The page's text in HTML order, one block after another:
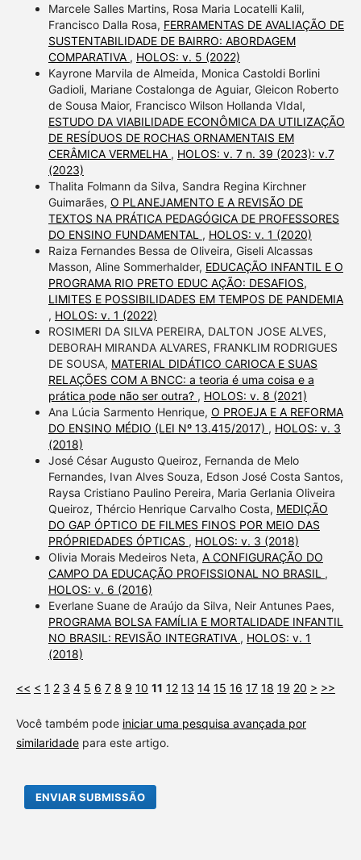
Marcele Salles Martins, Rosa Maria Locatelli Kalil,
Francisco Dalla Rosa, FERRAMENTAS DE AVALIAÇÃO DE
SUSTENTABILIDADE DE BAIRRO: ABORDAGEM
COMPARATIVA , HOLOS: v. 5 (2022)
Kayrone Marvila de Almeida, Monica Castoldi Borlini
Gadioli, Mariane Costalonga de Aguiar, Gleicon Roberto
de Sousa Maior, Francisco Wilson Hollanda VIdal,
ESTUDO DA VIABILIDADE ECONÔMICA DA UTILIZAÇÃO
DE RESÍDUOS DE ROCHAS ORNAMENTAIS EM
CERÂMICA VERMELHA , HOLOS: v. 7 n. 39 (2023): v.7
(2023)
Thalita Folmann da Silva, Sandra Regina Kirchner
Guimarães, O PLANEJAMENTO E A REVISÃO DE
TEXTOS NA PRÁTICA PEDAGÓGICA DE PROFESSORES
DO ENSINO FUNDAMENTAL , HOLOS: v. 1 (2020)
Raiza Fernandes Bessa de Oliveira, Giseli Alcassas
Masson, Aline Sommerhalder, EDUCAÇÃO INFANTIL E O
PROGRAMA RIO PRETO EDUC AÇÃO: DESAFIOS,
LIMITES E POSSIBILIDADES EM TEMPOS DE PANDEMIA
, HOLOS: v. 1 (2022)
ROSIMERI DA SILVA PEREIRA, DALTON JOSE ALVES,
DEBORAH MIRANDA ALVARES, FRANKLIM RODRIGUES
DE SOUSA, MATERIAL DIDÁTICO CARIOCA E SUAS
RELAÇÕES COM A BNCC: a teoria é uma coisa e a
prática pode não ser outra? , HOLOS: v. 8 (2021)
Ana Lúcia Sarmento Henrique, O PROEJA E A REFORMA
DO ENSINO MÉDIO (LEI Nº 13.415/2017) , HOLOS: v. 3
(2018)
José César Augusto Queiroz, Fernanda de Melo
Fernandes, Ivan Alves Souza, Edson José Costa Santos,
Raysa Cristiano Paulino Pereira, Maria Gerlania Oliveira
Queiroz, Thércio Henrique Carvalho Costa, MEDIÇÃO
DO GAP ÓPTICO DE FILMES FINOS POR MEIO DAS
PRÓPRIEDADES ÓPTICAS , HOLOS: v. 3 (2018)
Olivia Morais Medeiros Neta, A CONFIGURAÇÃO DO
CAMPO DA EDUCAÇÃO PROFISSIONAL NO BRASIL ,
HOLOS: v. 6 (2016)
Everlane Suane de Araújo da Silva, Neir Antunes Paes,
PROGRAMA BOLSA FAMÍLIA E MORTALIDADE INFANTIL
NO BRASIL: REVISÃO INTEGRATIVA , HOLOS: v. 1
(2018)
<< < 1 2 3 4 5 6 7 8 9 10 11 12 13 14 15 16 17 18 19 20 > >>
Você também pode iniciar uma pesquisa avançada por
similaridadepara este artigo.
ENVIAR SUBMISSÃO